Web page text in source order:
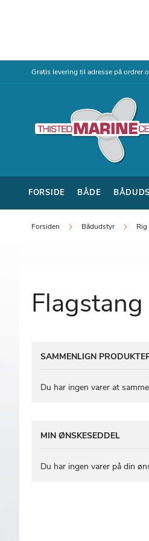
Gratis levering til adresse på ordrer
FORSIDE BÅDE
Forsiden Bådudstyr
SAMMENLIGN
Du har ingen varer at
MIN ØNSKESEDDEL
Du har ingen varer på din